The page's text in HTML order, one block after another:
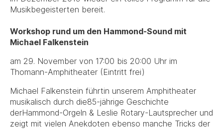
Musikbegeisterten bereit.
Workshop rund um den Hammond-Sound mit
Michael Falkenstein
am 29. November von 17:00 bis 20:00 Uhr im
Thomann-Amphitheater (Eintritt frei)
Michael Falkenstein führtin unserem Amphitheater
musikalisch durch die85-jährige Geschichte
derHammond-Orgeln & Leslie Rotary-Lautsprecher und
zeigt mit vielen Anekdoten ebenso manche Tricks der